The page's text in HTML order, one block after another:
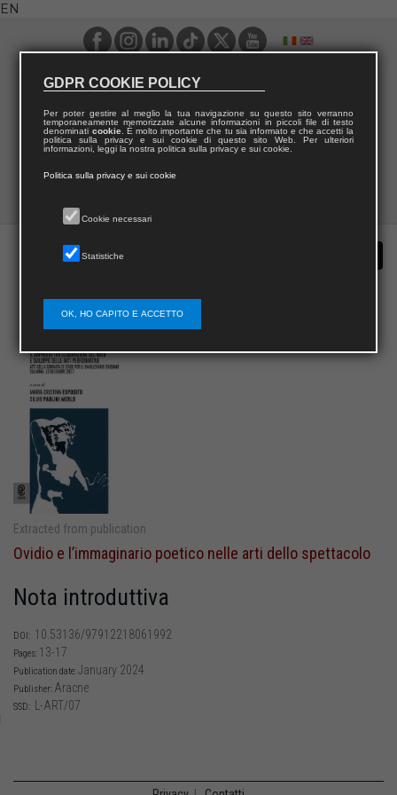
EN
Extracted from publication
Ovidio e l’immaginario poetico nelle arti dello spettacolo
Nota introduttiva
DOI: 10.53136/97912218061992
Pages: 13-17
Publication date:January 2024
Publisher: Aracne
SSD: L-ART/07
GDPR COOKIE POLICY
Per poter gestire al meglio la tua navigazione su questo sito verranno
temporaneamente memorizzate alcune informazioni in piccoli file di testo
denominati cookie. È molto importante che tu sia informato e che accetti la
politica sulla privacy e sui cookie di questo sito Web. Per ulteriori
informazioni, leggi la nostra politica sulla privacy e sui cookie.
Politica sulla privacy e sui cookie
Cookie necessari
Statistiche
OK, HO CAPITO E ACCETTO